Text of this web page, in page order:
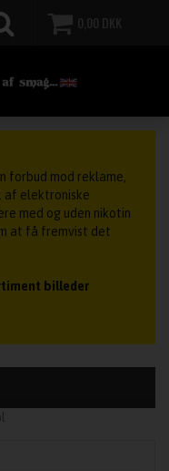
0,00 DKK
forbud mod reklame,
af elektroniske
med og uden nikotin
at få fremvist det
billeder